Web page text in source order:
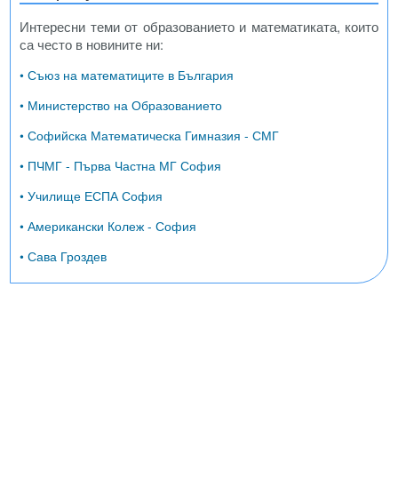
Интересни теми от образованието и математиката, които
са често в новините ни:
• Съюз на математиците в България
• Министерство на Образованието
• Софийска Математическа Гимназия - СМГ
• ПЧМГ - Първа Частна МГ София
• Училище ЕСПА София
• Американски Колеж - София
• Сава Гроздев